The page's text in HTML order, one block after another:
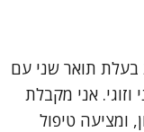
בעלת תואר שני עם
פרטני וזוגי. אני מקבלת
ומציעה טיפול